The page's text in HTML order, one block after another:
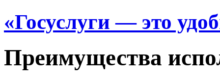
«Госуслуги — это
Преимущества